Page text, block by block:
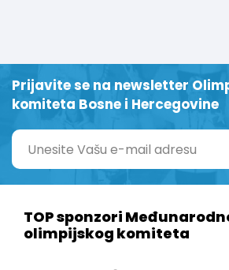
Prijavite se na newsletter
komiteta Bosne i Hercegovine
TOP sponzori
olimpijskog komiteta